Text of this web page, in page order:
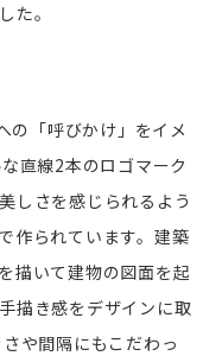
た。
「呼びかけ」をイメ
直線2本のロゴマーク
しさを感じられるよう
作られています。建築
描いて建物の図面を起
描き感をデザインに取
や間隔にもこだわっ